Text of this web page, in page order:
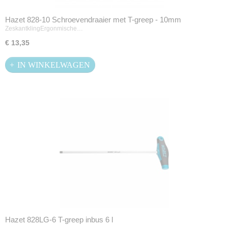
Hazet 828-10 Schroevendraaier met T-greep - 10mm
ZeskantklingErgonmische…
€ 13,35
IN WINKELWAGEN
Hazet 828LG-6 T-greep inbus 6 l